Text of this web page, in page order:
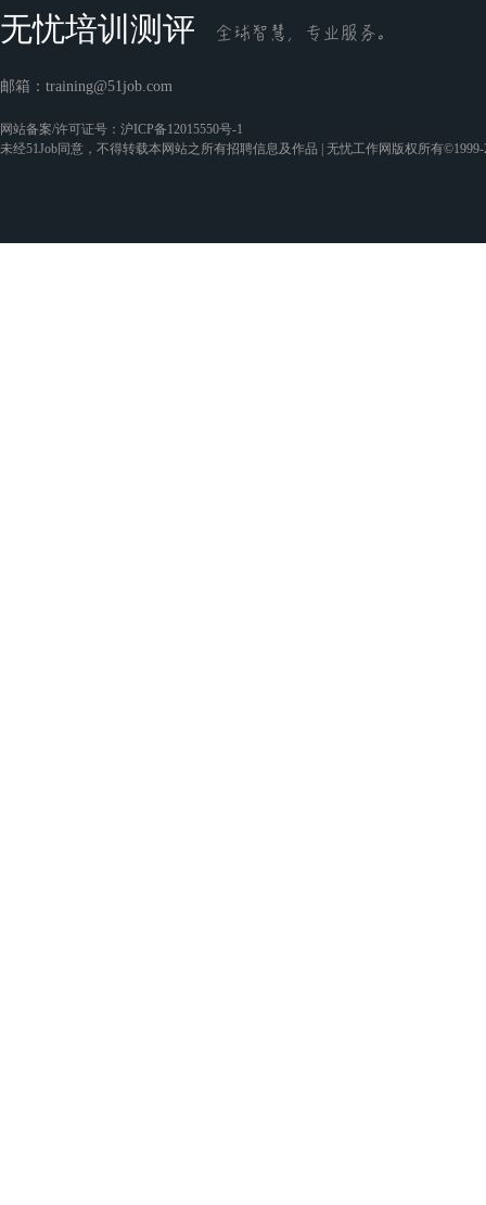
无忧培训测评
邮箱： training@51job.com
网站备案/许可证号： 沪ICP备12015550号-1
未经51Job同意，不得转载本网站之所有招聘信息及作品 | 无忧工作网版权所有©1999-